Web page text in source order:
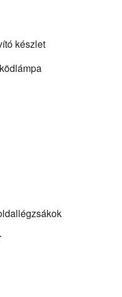
készlet